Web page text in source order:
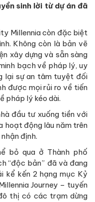
sinh lời từ dự án đã
Millennia còn đặc biệt
Không còn là bản vẽ
xây dựng và sẵn sàng
bạch về pháp lý, uy
lại sự an tâm tuyệt đối
được mọi rủi ro về tiến
pháp lý kéo dài.
đầu tư xuống tiền với
hoạt động lâu năm trên
định.
bỏ qua ở Thành phố
“độc bản” đã và đang
kể kến 2 hạng mục Kỷ
Journey – tuyến
thị có các trạm dừng